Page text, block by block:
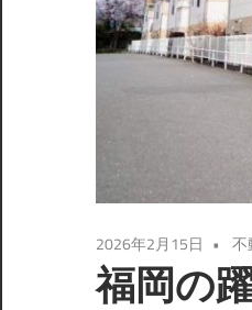
2026年2月15日 不
福岡の